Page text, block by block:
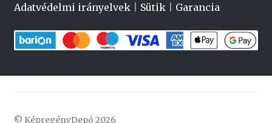
Adatvédelmi irányelvek| Sütik| Garancia
© KépregényDepó 2026